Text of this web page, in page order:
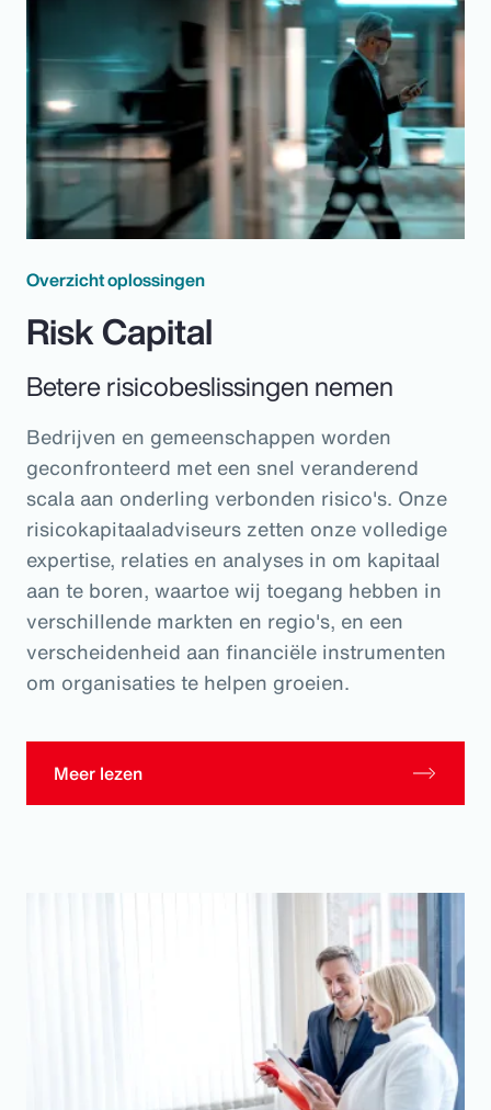
Overzicht oplossingen
Risk Capital
Betere risicobeslissingen nemen
Bedrijven en gemeenschappen worden
geconfronteerd met een snel veranderend
scala aan onderling verbonden risico's. Onze
risicokapitaaladviseurs zetten onze volledige
expertise, relaties en analyses in om kapitaal
aan te boren, waartoe wij toegang hebben in
verschillende markten en regio's, en een
verscheidenheid aan financiële instrumenten
om organisaties te helpen groeien.
Meer lezen